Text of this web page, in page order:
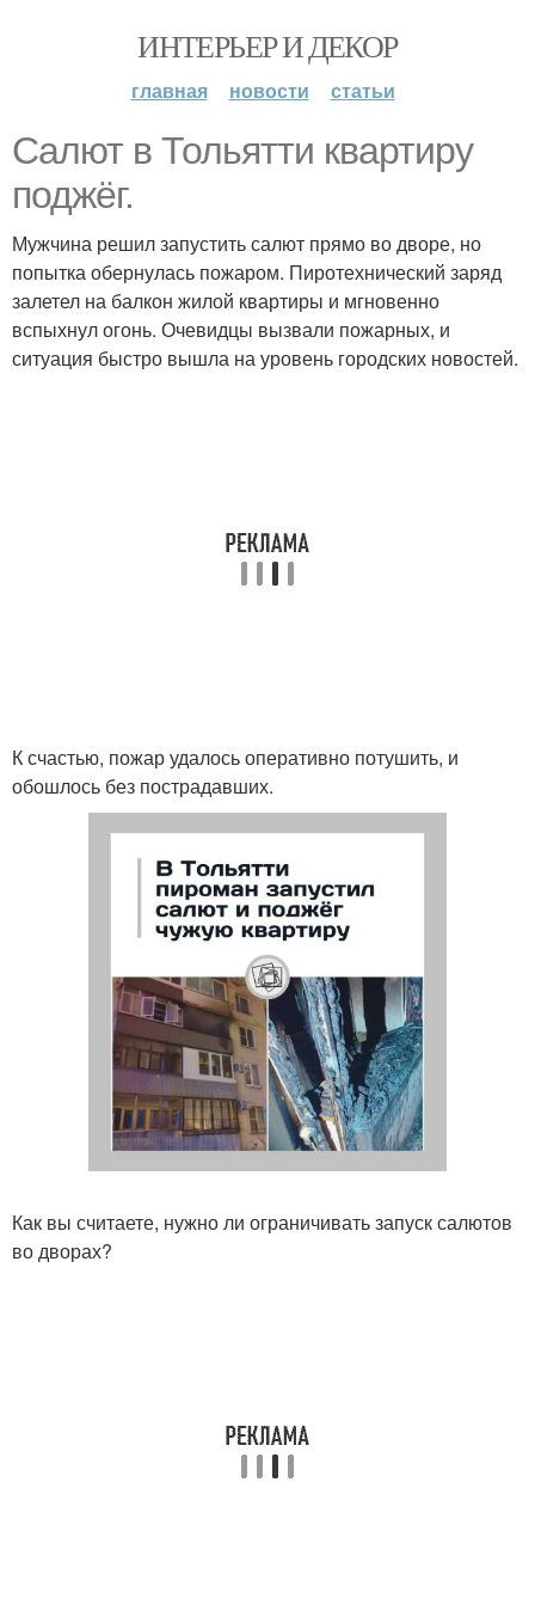
ИНТЕРЬЕР И ДЕКОР
главная новости статьи
Салют в Тольятти квартиру
поджёг.
Мужчина решил запустить салют прямо во дворе, но
попытка обернулась пожаром. Пиротехнический заряд
залетел на балкон жилой квартиры и мгновенно
вспыхнул огонь. Очевидцы вызвали пожарных, и
ситуация быстро вышла на уровень городских новостей.
К счастью, пожар удалось оперативно потушить, и
обошлось без пострадавших.
Как вы считаете, нужно ли ограничивать запуск салютов
во дворах?